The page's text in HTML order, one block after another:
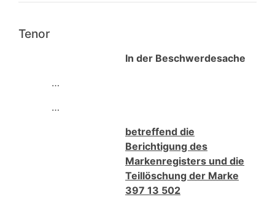
Tenor
In der Beschwerdesache
…
…
betreffend die
Berichtigung des
Markenregisters und die
Teillöschung der Marke
397 13 502